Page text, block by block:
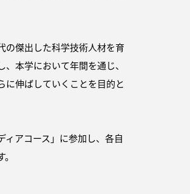
の傑出した科学技術人材を育
本学において年間を通じ、
伸ばしていくことを目的と
アコース」に参加し、各自